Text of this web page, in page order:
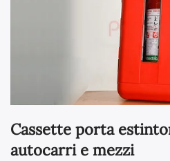
Cassette porta
autocarri e mezzi